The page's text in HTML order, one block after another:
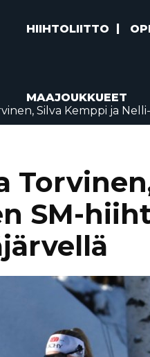
HIIHTOLIITTO
MAAJOUKKUEET
Silva Kemppi ja
SM-